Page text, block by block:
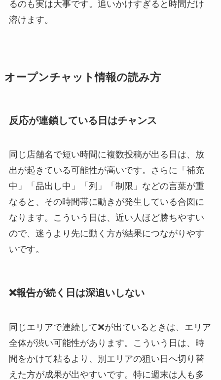
るのも実は大事です。追いかけすぎると時間だけ
溶けます。
オープンチャット情報の読み方
反応が連鎖している日はチャンス
同じ店舗名で短い時間に複数投稿が出る日は、放
出が起きている可能性が高いです。さらに「補充
中」「品出し中」「列」「制限」などの言葉が重
なると、その時間帯に動きが発生している合図に
なります。こういう日は、近い人ほど勝ちやすい
ので、迷うより先に動く方が結果につながりやす
いです。
❌報告が続く日は深追いしない
同じエリアで連続して❌が出ているときは、エリア
全体が渋い可能性があります。こういう日は、時
間をかけて粘るより、別エリアの狙い日へ切り替
えた方が成果が出やすいです。特に週末は人も多